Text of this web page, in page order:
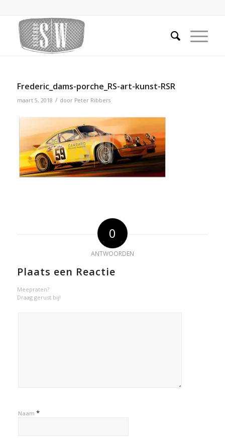
Frederic_dams-porche_RS-art-kunst-RSR
maart 5, 2018 / door Peter Ribbers
0
ANTWOORDEN
Plaats een Reactie
Meepraten?
Draag gerust bij!
Naam *